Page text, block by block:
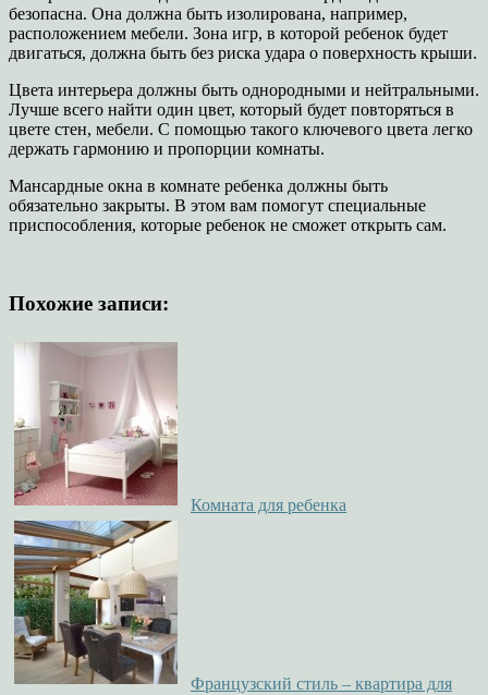
безопасна. Она должна быть изолирована, например,
расположением мебели. Зона игр, в которой ребенок будет
двигаться, должна быть без риска удара о поверхность крыши.
Цвета интерьера должны быть однородными и нейтральными.
Лучше всего найти один цвет, который будет повторяться в
цвете стен, мебели. С помощью такого ключевого цвета легко
держать гармонию и пропорции комнаты.
Мансардные окна в комнате ребенка должны быть
обязательно закрыты. В этом вам помогут специальные
приспособления, которые ребенок не сможет открыть сам.
Похожие записи:
Комната для ребенка
Французский стиль – квартира для